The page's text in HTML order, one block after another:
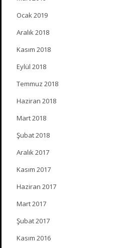
Ocak 2019
Aralık 2018
Kasım 2018
Eylül 2018
Temmuz 2018
Haziran 2018
Mart 2018
Şubat 2018
Aralık 2017
Kasım 2017
Haziran 2017
Mart 2017
Şubat 2017
Kasım 2016